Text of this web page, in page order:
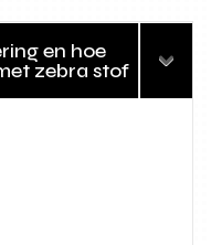
en hoe
zebra stof